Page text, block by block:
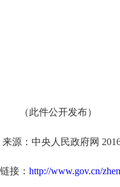
（此件公开发布）
来源：中央人民政府网
链接： http://www.gov.cn/